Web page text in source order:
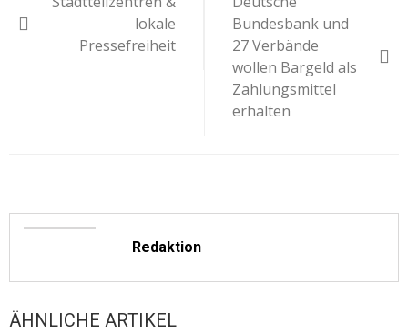
lokale
Pressefreiheit
Bundesbank und
27 Verbände
wollen Bargeld als
Zahlungsmittel
erhalten
Redaktion
ÄHNLICHE ARTIKEL